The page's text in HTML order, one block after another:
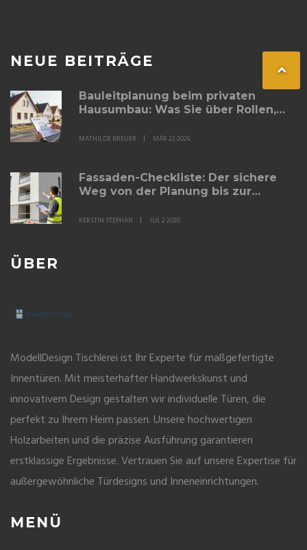
NEUE BEITRÄGE
Bauleitplanung beim privaten
Hausumbau: Was Sie über Rollen,
müssen
MATHILDE BREUER MÄR 22 2026
Fassaden-Checkliste: Der sichere
Weg von der Planung bis zur
KERSTIN STEPHAN JUL 2 2026
ÜBER
ModellDesign Tischlerei ist Ihr Experte für maßgefertigte
Innentüren. Mit meisterhafter Handwerkskunst und
innovativem Design gestalten wir individuelle Türen, die
perfekt zu Ihrem Heim passen. Unsere hochwertigen
Holzarbeiten und die präzise Ausführung garantieren
erstklassige Ergebnisse. Vertrauen Sie auf unsere Expertise für
außergewöhnliche Türdesigns und Inneneinrichtungen.
MENÜ